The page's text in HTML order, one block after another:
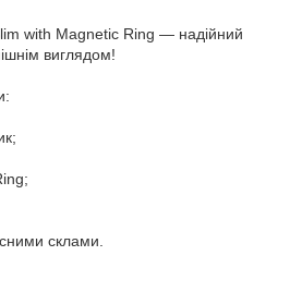
with Magnetic Ring — надійний
виглядом!
склами.